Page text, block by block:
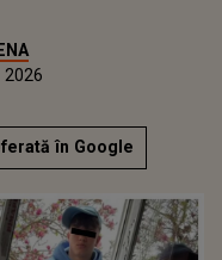
2026
în Google